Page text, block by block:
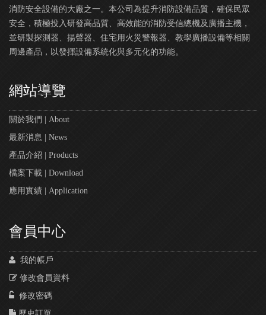
消防安全設備的大廠之一。本公司為提升消防設備品質，確保民眾
安全，積極投入研發高品質、高效能的消防受信總機及廣播主機，
並研製探測器、揚聲器、住宅用火災警報器、教學廣播設備等相關
周邊產品，以發揮設備系統化與多元化的功能。
網站導覽
關於我們 | About
最新消息 | News
產品介紹 | Products
檔案下載 | Download
應用實績 | Application
會員中心
我的帳戶
修改會員資料
修改密碼